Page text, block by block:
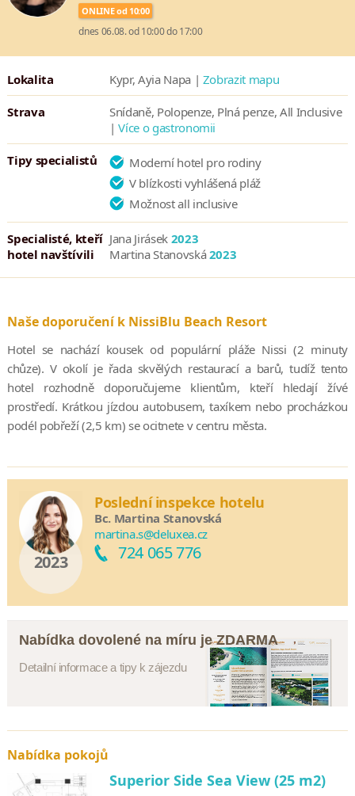
ONLINE od 10:00
dnes 06.08. od 10:00 do 17:00
Lokalita Kypr, Ayia Napa | Zobrazit mapu
Strava
Snídaně, Polopenze, Plná penze, All Inclusive
|Více o gastronomii
Tipy specialistů
Moderní hotel pro rodiny
V blízkosti vyhlášená pláž
Možnost all inclusive
Specialisté, kteří
hotel navštívili
Jana Jirásek 2023
Martina Stanovská2023
Naše doporučení k NissiBlu Beach Resort
Hotel se nachází kousek od populární pláže Nissi (2 minuty
chůze). V okolí je řada skvělých restaurací a barů, tudíž tento
hotel rozhodně doporučujeme klientům, kteří hledají žívé
prostředí. Krátkou jízdou autobusem, taxíkem nebo procházkou
podél pobřeží (2,5 km) se ocitnete v centru města.
2023
Poslední inspekce hotelu
Bc. Martina Stanovská
martina.s@deluxea.cz
724 065 776
Nabídka dovolené na míru je ZDARMA
Detailní informace a tipy k zájezdu
Nabídka pokojů
Superior Side Sea View (25 m2)